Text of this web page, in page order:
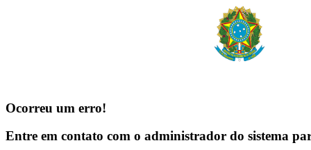
Ocorreu um erro!
Entre em contato com o administrador do sistema